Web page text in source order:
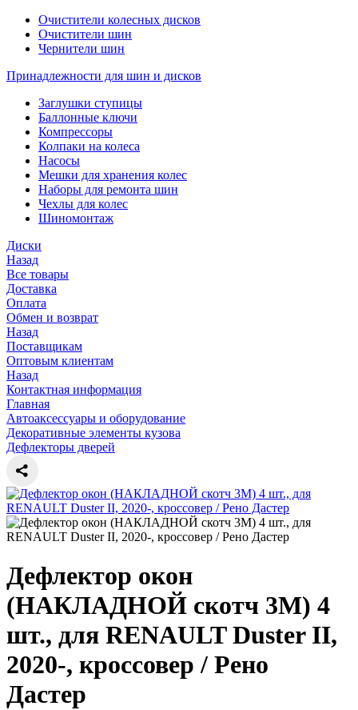
Очистители колесных дисков
Очистители шин
Чернители шин
Принадлежности для шин и дисков
Заглушки ступицы
Баллонные ключи
Компрессоры
Колпаки на колеса
Насосы
Мешки для хранения колес
Наборы для ремонта шин
Чехлы для колес
Шиномонтаж
Диски
Назад
Все товары
Доставка
Оплата
Обмен и возврат
Назад
Поставщикам
Оптовым клиентам
Назад
Контактная информация
Главная
Автоаксессуары и оборудование
Декоративные элементы кузова
Дефлекторы дверей
Дефлектор окон
(НАКЛАДНОЙ скотч 3М) 4
шт., для RENAULT Duster II,
2020-, кроссовер / Рено
Дастер